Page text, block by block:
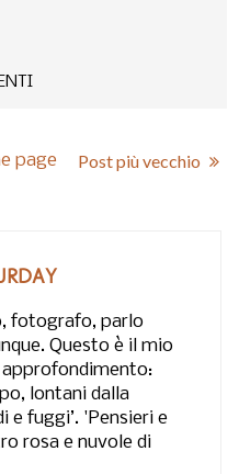
Post più vecchio
page
fotografo, parlo
Questo è il mio
approfondimento:
lontani dalla
e fuggi’. 'Pensieri e
rosa e nuvole di